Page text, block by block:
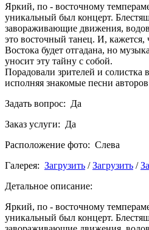
Яркий, по - восточному
уникальный был концерт.
завораживающие движения,
это восточный танец. И, кажется,
Востока будет отгадана, но
уносит эту тайну с собой.
Порадовали зрителей и солистка
исполняя знакомые песни
Задать вопрос: Да
Заказ услуги: Да
Расположение фото: Слева
Галерея: Загрузить /Загрузить /
Детальное описание:
Яркий, по - восточному
уникальный был концерт.